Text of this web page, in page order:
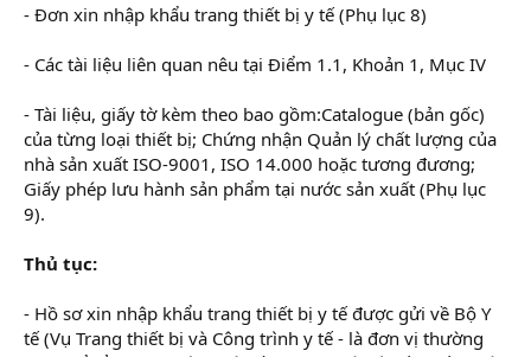
- Đơn xin nhập khẩu trang thiết bị y tế (Phụ lục 8)
- Các tài liệu liên quan nêu tại Điểm 1.1, Khoản 1, Mục IV
- Tài liệu, giấy tờ kèm theo bao gồm:Catalogue (bản gốc)
của từng loại thiết bị; Chứng nhận Quản lý chất lượng của
nhà sản xuất ISO-9001, ISO 14.000 hoặc tương đương;
Giấy phép lưu hành sản phẩm tại nước sản xuất (Phụ lục
9).
Thủ tục:
- Hồ sơ xin nhập khẩu trang thiết bị y tế được gửi về Bộ Y
tế (Vụ Trang thiết bị và Công trình y tế - là đơn vị thường